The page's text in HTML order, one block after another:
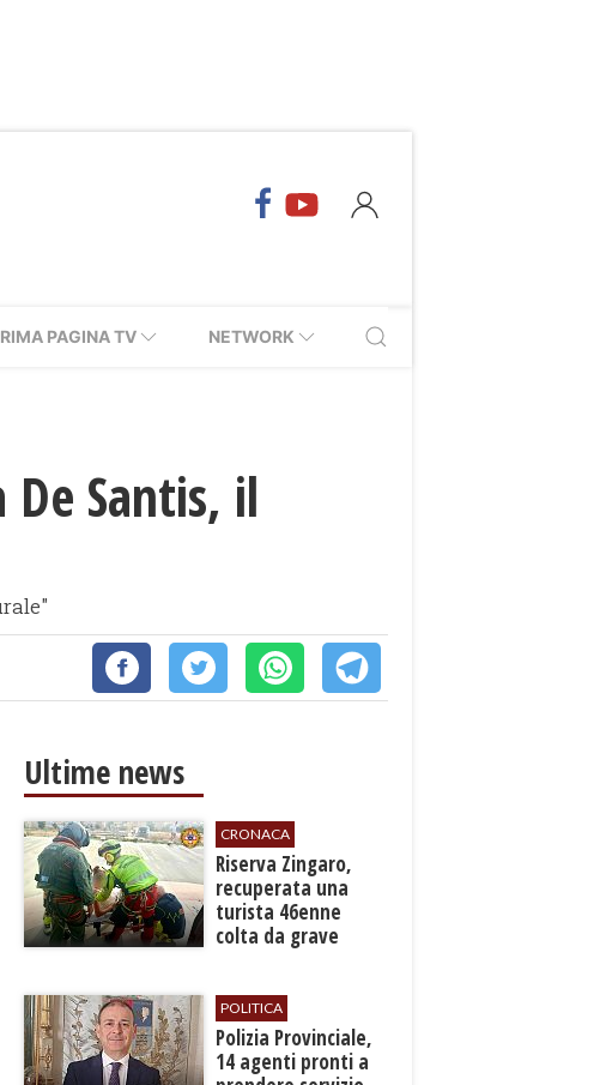
PAGINA TV NETWORK
Santis, il
Ultime news
CRONACA
​Riserva Zingaro,
recuperata una
turista 46enne
colta da grave
POLITICA
​Polizia Provinciale,
14 agenti pronti a